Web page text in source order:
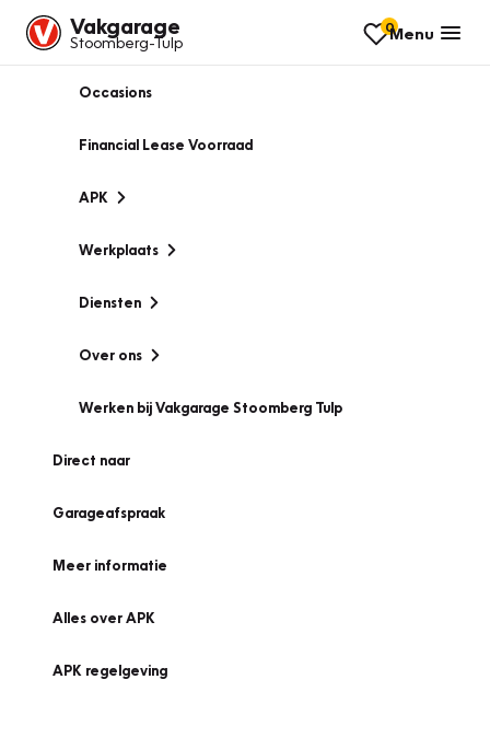
Vakgarage
Stoomberg-Tulp
0Menu
Occasions
Financial Lease Voorraad
APK
Werkplaats
Diensten
Over ons
Werken bij Vakgarage Stoomberg Tulp
Direct naar
Garageafspraak
Meer informatie
Alles over APK
APK regelgeving